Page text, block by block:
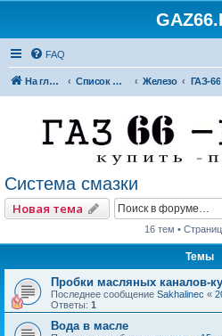
FAQ
На главную Список форумов Железо ГАЗ-66
Система смазки
Новая тема
16 тем •
Темы
Пробки масляных каналов-
Последнее сообщение Sakhalinec «
Ответы: 1
Вода в масле